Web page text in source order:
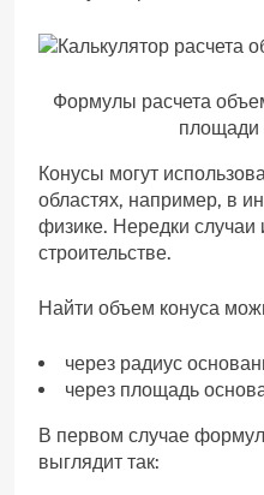
Формулы расчета
площади
Конусы могут
областях, например, в
физике. Нередки случаи
строительстве.
Найти объем конуса
через радиус
через площадь
В первом случае
выглядит так: